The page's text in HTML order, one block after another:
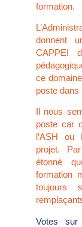
formation.
donnent
CAPPEI
ce
poste dans
Il nous
poste car
l’ASH ou
projet.
étonné
formation
toujours
Votes sur